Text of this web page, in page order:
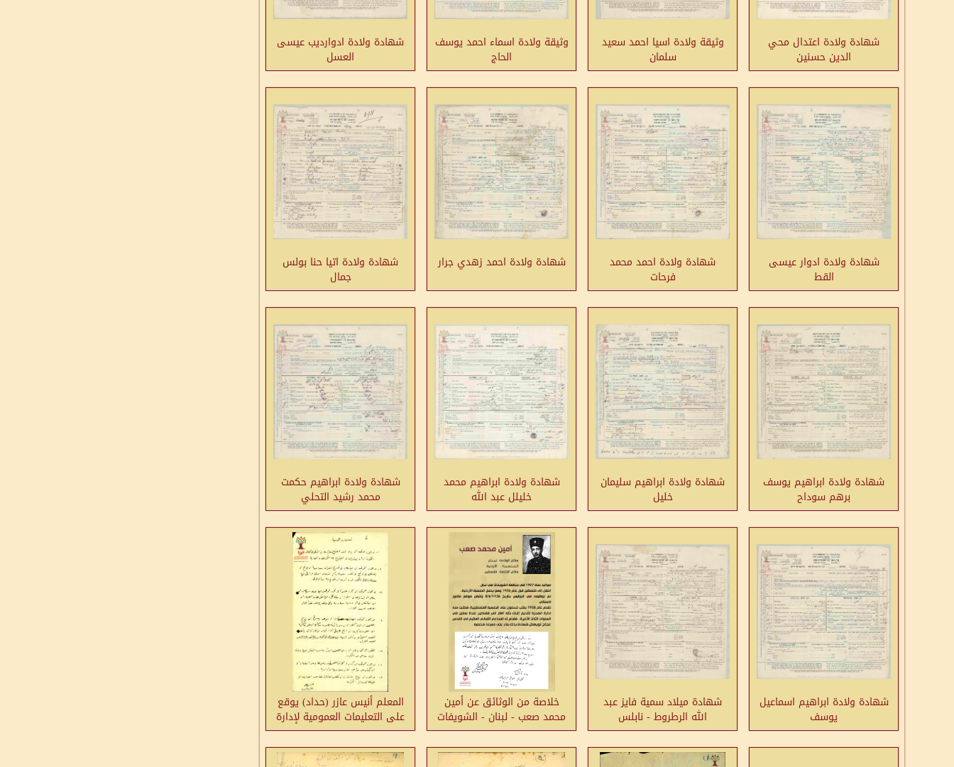
شهادة ولادة اعتدال محي
الدين حسنين
وثيقة ولادة اسيا احمد سعيد
سلمان
وثيقة ولادة اسماء احمد يوسف
الحاج
شهادة ولادة ادوارديب عيسى
العسل
شهادة ولادة ادوار عيسى
القط
شهادة ولادة احمد محمد
فرحات
شهادة ولادة احمد زهدي جرار شهادة ولادة اتيا حنا بولس
جمال
شهادة ولادة ابراهيم يوسف
برهم سوداح
شهادة ولادة ابراهيم سليمان
خليل
شهادة ولادة ابراهيم محمد
خليلل عبد الله
شهادة ولادة ابراهيم حكمت
محمد رشيد التحلي
شهادة ولادة ابراهيم اسماعيل
يوسف
شهادة ميلاد سمية فايز عبد
الله الرطروط - نابلس
خلاصة من الوثائق عن أمين
محمد صعب - لبنان - الشويفات
المعلم أنيس عازر (حداد) يوقع
على التعليمات العمومية لإدارة
المعارف